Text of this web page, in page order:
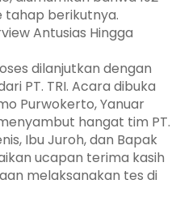
tahap berikutnya.
Antusias Hingga
dilanjutkan dengan
PT. TRI. Acara dibuka
Purwokerto, Yanuar
hangat tim PT.
Ibu Juroh, dan Bapak
ucapan terima kasih
melaksanakan tes di